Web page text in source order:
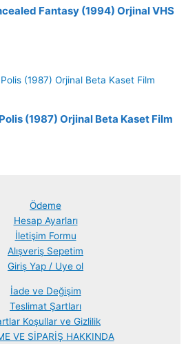
Fantasy (1994) Orjinal VHS
(1987) Orjinal Beta Kaset Film
Ödeme
Hesap Ayarları
İletişim Formu
Alışveriş Sepetim
Giriş Yap / Uye ol
İade ve Değişim
Teslimat Şartları
Koşullar ve Gizlilik
VE SİPARİŞ HAKKINDA